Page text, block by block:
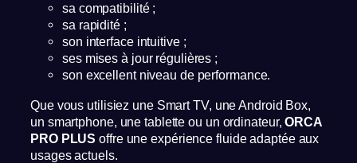
sa compatibilité ;
sa rapidité ;
son interface intuitive ;
ses mises à jour régulières ;
son excellent niveau de performance.
Que vous utilisiez une Smart TV, une Android Box,
un smartphone, une tablette ou un ordinateur,ORCA
PRO PLUS offre une expérience fluide adaptée aux
usages actuels.